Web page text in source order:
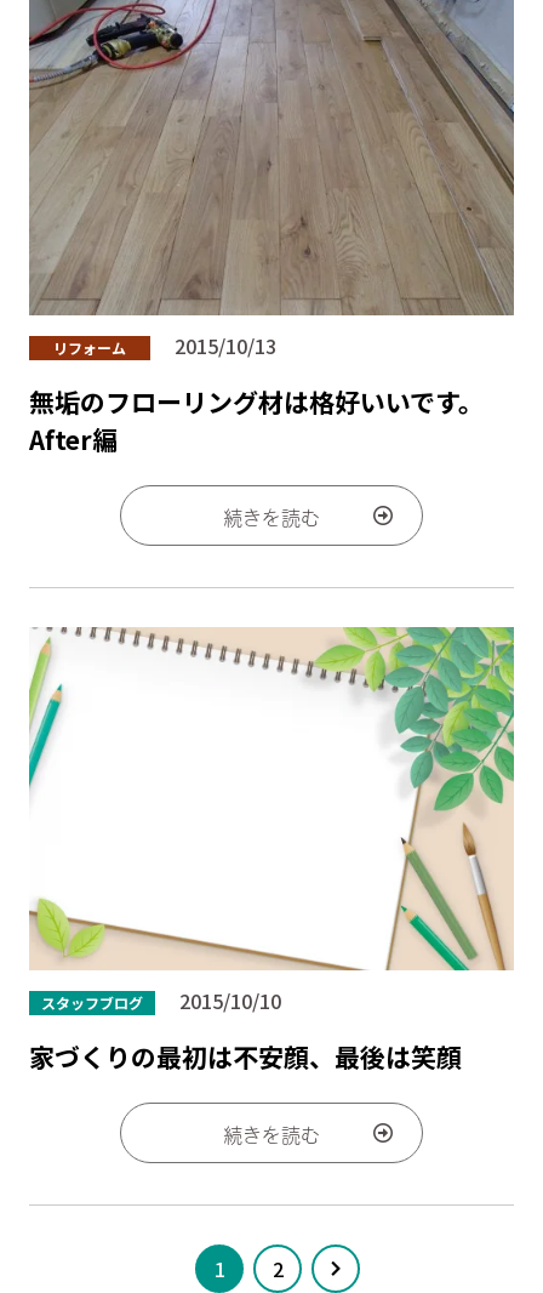
リフォーム 2015/10/13
無垢のフローリング材は格好いいです。
After編
続きを読む
スタッフブログ 2015/10/10
家づくりの最初は不安顔、最後は笑顔
続きを読む
1 2